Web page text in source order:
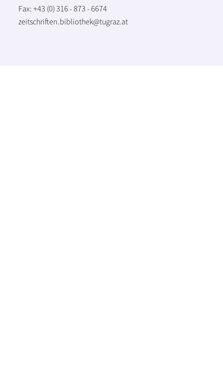
Fax: +43 (0) 316 - 873 - 6674
zeitschriften.bibliothek@tugraz.at